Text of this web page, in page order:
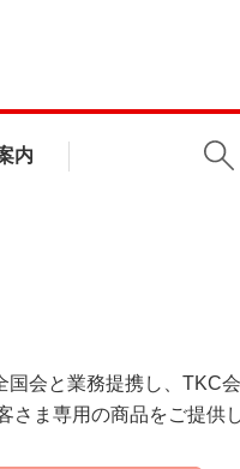
内
会と業務提携し、TKC
ま専用の商品をご提供